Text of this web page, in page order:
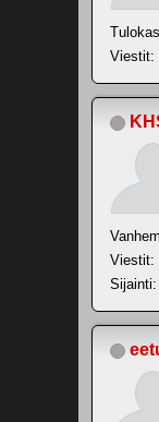
Tulokas
Viestit:
Viestit: